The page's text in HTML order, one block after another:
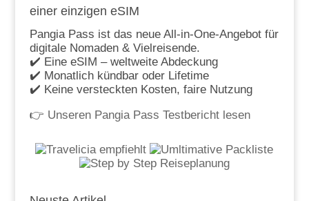
einer einzigen eSIM
Pangia Pass ist das neue All-in-One-Angebot für
digitale Nomaden & Vielreisende.
✔️ Eine eSIM – weltweite Abdeckung
✔️ Monatlich kündbar oder Lifetime
✔️ Keine versteckten Kosten, faire Nutzung
👉 Unseren Pangia Pass Testbericht lesen